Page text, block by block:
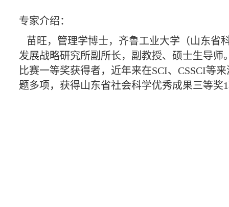
专家介绍：
苗旺， 管理学博士，齐鲁工业大学（山东省
发展战略研究所副所长，副教授、硕士生导
比赛一等奖获得者， 近年来在SCI、 CSSCI等来
题多项，获得山东省社会科学优秀成果三等奖1